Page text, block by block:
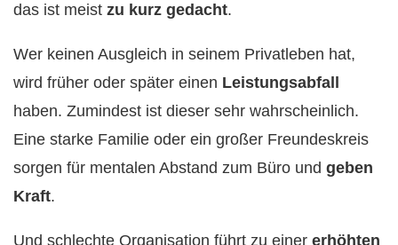
das ist meist zu kurz gedacht.
Wer keinen Ausgleich in seinem Privatleben hat,
wird früher oder später einen Leistungsabfall
haben. Zumindest ist dieser sehr wahrscheinlich.
Eine starke Familie oder ein großer Freundeskreis
sorgen für mentalen Abstand zum Büro und geben
Kraft.
Und schlechte Organisation führt zu einer erhöhten